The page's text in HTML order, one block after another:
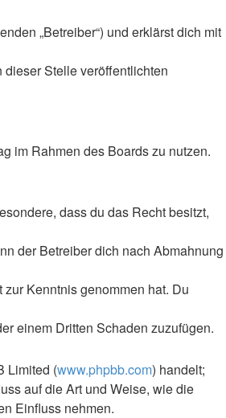
„Betreiber“) und erklärst dich mit
Stelle veröffentlichten
im Rahmen des Boards zu nutzen.
dass du das Recht besitzt,
der Betreiber dich nach Abmahnung
Kenntnis genommen hat. Du
einem Dritten Schaden zuzufügen.
Limited (www.phpbb.com) handelt;
auf die Art und Weise, wie die
Einfluss nehmen.